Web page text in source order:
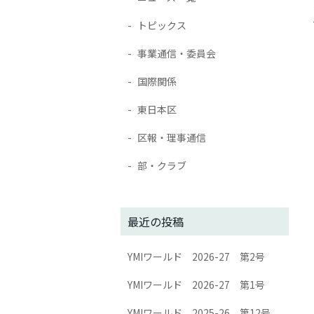
トピックス
事業通信・委員会
国際関係
東日本区
区報・理事通信
部・クラブ
最近の投稿
YMIワールド 2026-27 第2号
YMIワールド 2026-27 第1号